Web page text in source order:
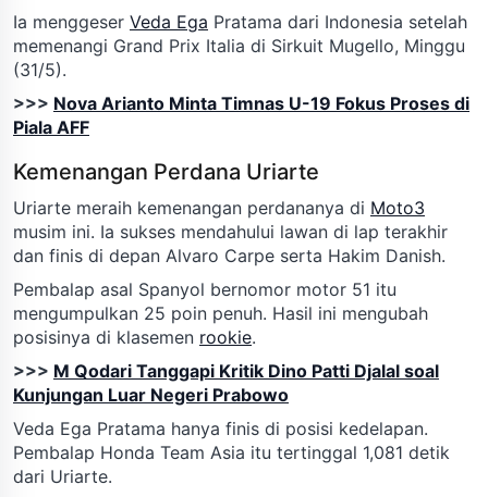
Ia menggeser Veda Ega Pratama dari Indonesia setelah
memenangi Grand Prix Italia di Sirkuit Mugello, Minggu
(31/5).
>>> Nova Arianto Minta Timnas U-19 Fokus Proses di
Piala AFF
Kemenangan Perdana Uriarte
Uriarte meraih kemenangan perdananya di Moto3
musim ini. Ia sukses mendahului lawan di lap terakhir
dan finis di depan Alvaro Carpe serta Hakim Danish.
Pembalap asal Spanyol bernomor motor 51 itu
mengumpulkan 25 poin penuh. Hasil ini mengubah
posisinya di klasemen rookie.
>>> M Qodari Tanggapi Kritik Dino Patti Djalal soal
Kunjungan Luar Negeri Prabowo
Veda Ega Pratama hanya finis di posisi kedelapan.
Pembalap Honda Team Asia itu tertinggal 1,081 detik
dari Uriarte.